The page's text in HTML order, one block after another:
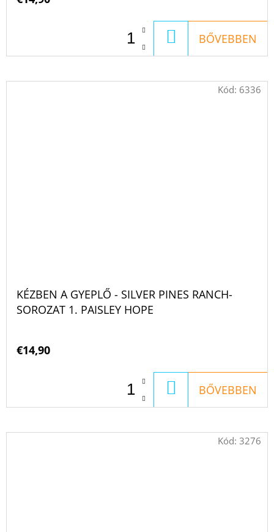
KOSÁRBA
BŐVEBBEN
KÉZBEN A GYEPLŐ - SILVER PINES RANCH-
SOROZAT 1. PAISLEY HOPE
€14,90
KOSÁRBA
BŐVEBBEN
Kód: 6336
Kód: 3276